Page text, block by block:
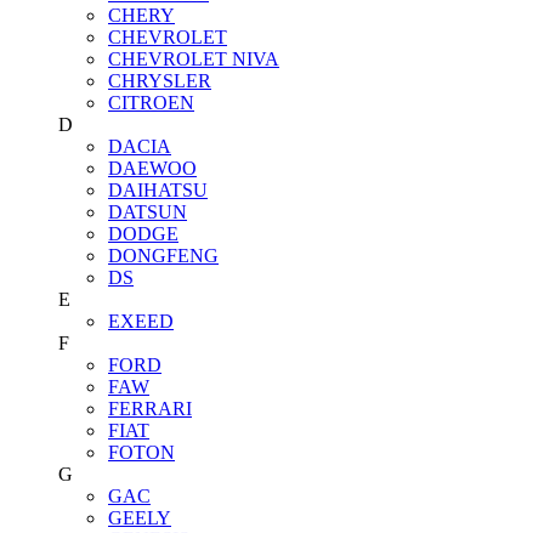
CHERY
CHEVROLET
CHEVROLET NIVA
CHRYSLER
CITROEN
D
DACIA
DAEWOO
DAIHATSU
DATSUN
DODGE
DONGFENG
DS
E
EXEED
F
FORD
FAW
FERRARI
FIAT
FOTON
G
GAC
GEELY